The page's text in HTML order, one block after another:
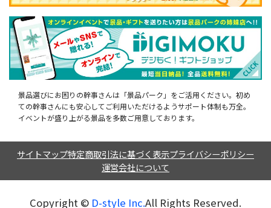
景品選びにお困りの幹事さんは「景品パーク」をご活用ください。初め
ての幹事さんにも安心してご利用いただけるようサポート体制も万全。
イベントが盛り上がる景品を多数ご用意しております。
サイトマップ特定商取引法に基づく表示プライバシーポリシー
運営会社について
Copyright ©︎ D-style Inc.All Rights Reserved.